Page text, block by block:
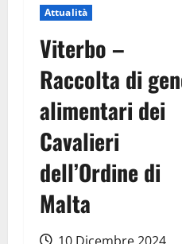
Attualità
Viterbo –
Raccolta di
alimentari dei
Cavalieri
dell’Ordine di
Malta